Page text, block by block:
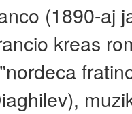
(1890-aj
kreas